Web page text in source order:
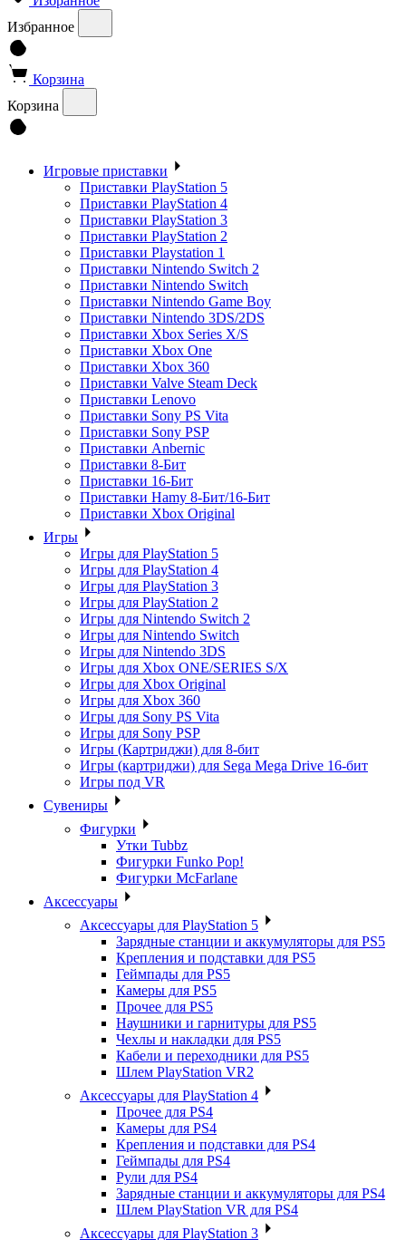
Избранное
Корзина
Корзина
Игровые приставки
Приставки PlayStation 5
Приставки PlayStation 4
Приставки PlayStation 3
Приставки PlayStation 2
Приставки Playstation 1
Приставки Nintendo Switch 2
Приставки Nintendo Switch
Приставки Nintendo Game Boy
Приставки Nintendo 3DS/2DS
Приставки Xbox Series X/S
Приставки Xbox One
Приставки Xbox 360
Приставки Valve Steam Deck
Приставки Lenovo
Приставки Sony PS Vita
Приставки Sony PSP
Приставки Anbernic
Приставки 8-Бит
Приставки 16-Бит
Приставки Hamy 8-Бит/16-Бит
Приставки Xbox Original
Игры
Игры для PlayStation 5
Игры для PlayStation 4
Игры для PlayStation 3
Игры для PlayStation 2
Игры для Nintendo Switch 2
Игры для Nintendo Switch
Игры для Nintendo 3DS
Игры для Xbox ONE/SERIES S/X
Игры для Xbox Original
Игры для Xbox 360
Игры для Sony PS Vita
Игры для Sony PSP
Игры (Картриджи) для 8-бит
Игры (картриджи) для Sega Mega Drive 16-бит
Игры под VR
Сувениры
Фигурки
Утки Tubbz
Фигурки Funko Pop!
Фигурки McFarlane
Аксессуары
Аксессуары для PlayStation 5
Зарядные станции и аккумуляторы для PS5
Крепления и подставки для PS5
Геймпады для PS5
Камеры для PS5
Прочее для PS5
Наушники и гарнитуры для PS5
Чехлы и накладки для PS5
Кабели и переходники для PS5
Шлем PlayStation VR2
Аксессуары для PlayStation 4
Прочее для PS4
Камеры для PS4
Крепления и подставки для PS4
Геймпады для PS4
Рули для PS4
Зарядные станции и аккумуляторы для PS4
Шлем PlayStation VR для PS4
Аксессуары для PlayStation 3